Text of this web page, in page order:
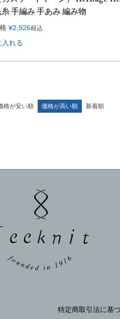
糸 手編み 手あみ 編み物
¥2,926税込
入れる
格が安い順 価格が高い順 新着順
特定商取引法に基